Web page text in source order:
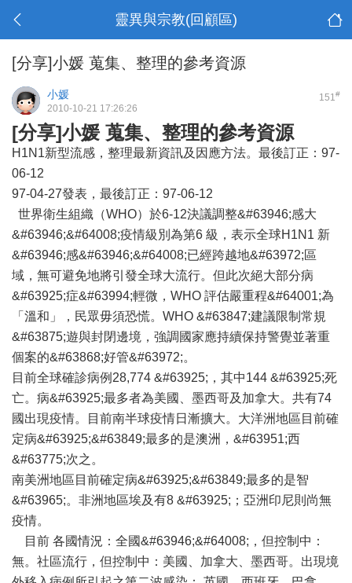
靈異與宗教(回顧區)
[分享]小媛 蒐集、整理的參考資源
151#
小媛
2010-10-21 17:26:26
[分享]小媛 蒐集、整理的參考資源
H1N1新型流感，整理最新資訊及因應方法。最後訂正：97-
06-12
97-04-27發表，最後訂正：97-06-12
世界衛生組織（WHO）於6-12決議調整&#63946;感大
&#63946;&#64008;疫情級別為第6 級，表示全球H1N1 新
&#63946;感&#63946;&#64008;已經跨越地&#63972;區
域，無可避免地將引發全球大流行。但此次絕大部分病
&#63925;症&#63994;輕微，WHO 評估嚴重程&#64001;為
「溫和」，民眾毋須恐慌。WHO &#63847;建議限制常規
&#63875;遊與封閉邊境，強調國家應持續保持警覺並著重
個案的&#63868;好管&#63972;。
目前全球確診病例28,774 &#63925;，其中144 &#63925;死
亡。病&#63925;最多者為美國、墨西哥及加拿大。共有74
國出現疫情。目前南半球疫情日漸擴大。大洋洲地區目前確
定病&#63925;&#63849;最多的是澳洲，&#63951;西
&#63775;次之。
南美洲地區目前確定病&#63925;&#63849;最多的是智
&#63965;。非洲地區埃及有8 &#63925;；亞洲印尼則尚無
疫情。
目前 各國情況：全國&#63946;&#64008;，但控制中：
無。社區流行，但控制中：美國、加拿大、墨西哥。出現境